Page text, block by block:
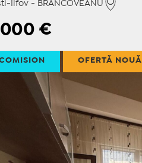
Ilfov - BRANCOVEANU
€
OFERTĂ NOUĂ